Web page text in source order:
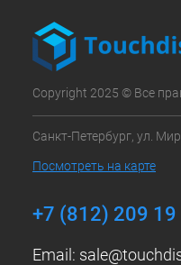
Copyright 2025 © Все
Санкт-Петербург, ул.
Посмотреть на карте
+7 (812) 209 19
Email: